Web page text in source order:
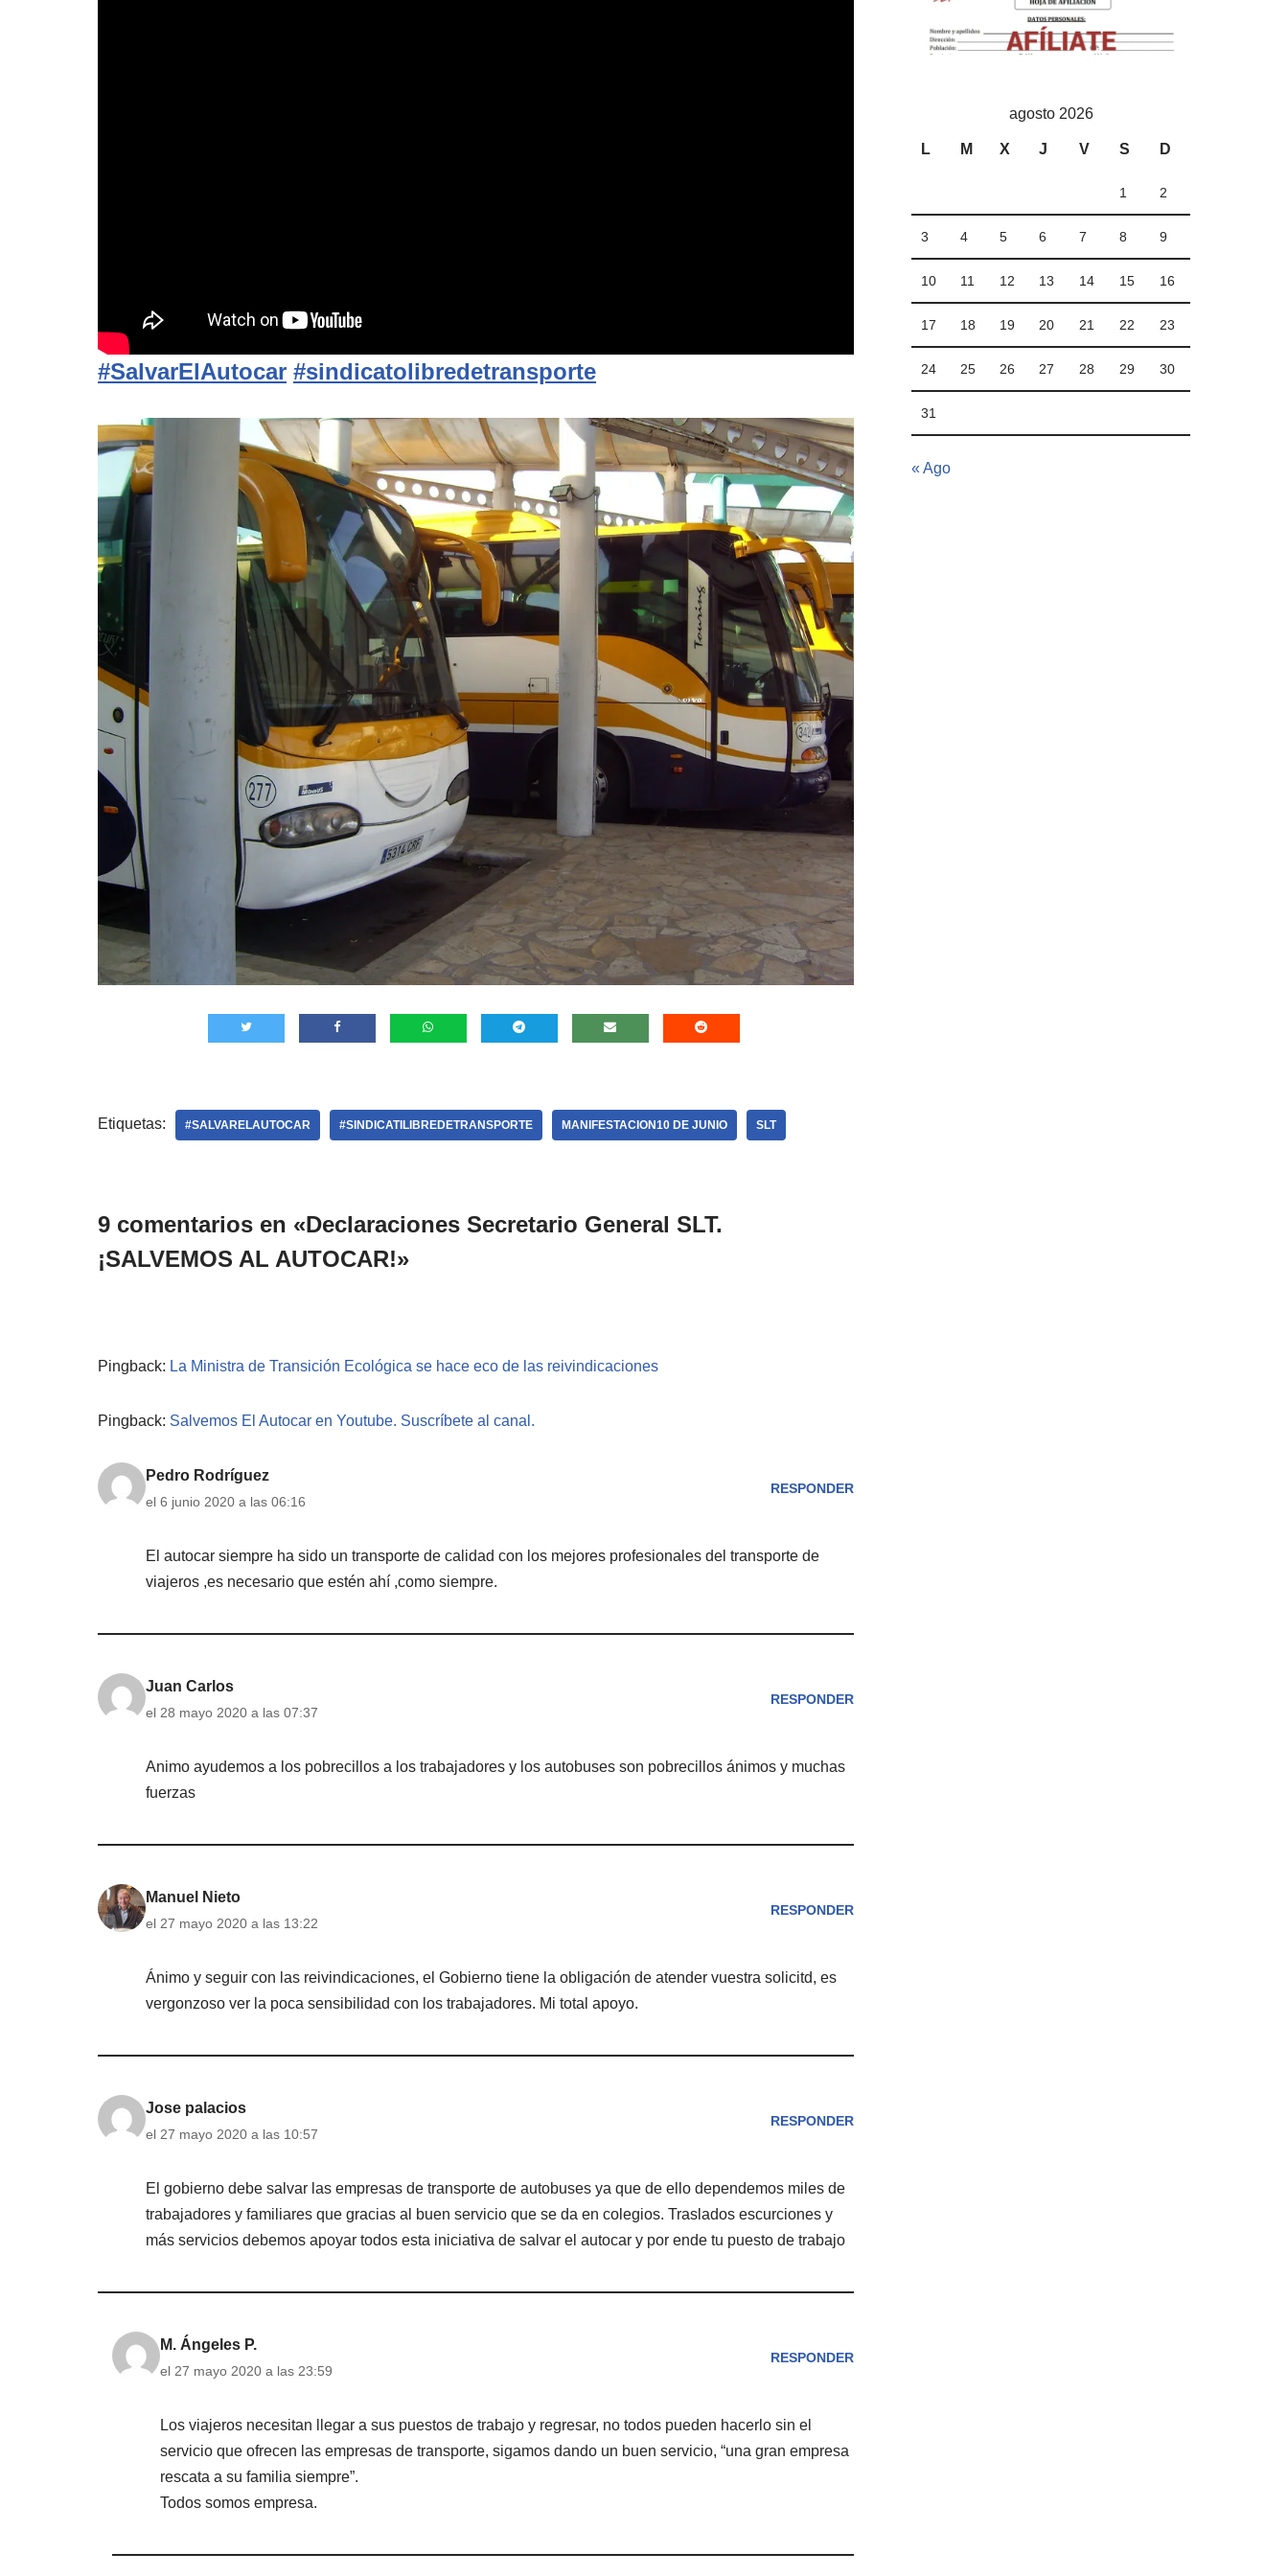
#SalvarElAutocar #sindicatolibredetransporte
Etiquetas: #SALVARELAUTOCAR #SINDICATILIBREDETRANSPORTE MANIFESTACION10 DE JUNIO SLT
9 comentarios en «Declaraciones Secretario General SLT.
¡SALVEMOS AL AUTOCAR!»
Pingback: La Ministra de Transición Ecológica se hace eco de las reivindicaciones
Pingback: Salvemos El Autocar en Youtube. Suscríbete al canal.
Pedro Rodríguez
el 6 junio 2020 a las 06:16
RESPONDER
El autocar siempre ha sido un transporte de calidad con los mejores profesionales del transporte de
viajeros ,es necesario que estén ahí ,como siempre.
Juan Carlos
el 28 mayo 2020 a las 07:37
RESPONDER
Animo ayudemos a los pobrecillos a los trabajadores y los autobuses son pobrecillos ánimos y muchas
fuerzas
Manuel Nieto
el 27 mayo 2020 a las 13:22
RESPONDER
Ánimo y seguir con las reivindicaciones, el Gobierno tiene la obligación de atender vuestra solicitd, es
vergonzoso ver la poca sensibilidad con los trabajadores. Mi total apoyo.
Jose palacios
el 27 mayo 2020 a las 10:57
RESPONDER
El gobierno debe salvar las empresas de transporte de autobuses ya que de ello dependemos miles de
trabajadores y familiares que gracias al buen servicio que se da en colegios. Traslados escurciones y
más servicios debemos apoyar todos esta iniciativa de salvar el autocar y por ende tu puesto de trabajo
M. Ángeles P.
el 27 mayo 2020 a las 23:59
RESPONDER
Los viajeros necesitan llegar a sus puestos de trabajo y regresar, no todos pueden hacerlo sin el
servicio que ofrecen las empresas de transporte, sigamos dando un buen servicio, “una gran empresa
rescata a su familia siempre”.
Todos somos empresa.
agosto 2026
L M X J V S D
1 2
3 4 5 6 7 8 9
10 11 12 13 14 15 16
17 18 19 20 21 22 23
24 25 26 27 28 29 30
31
« Ago